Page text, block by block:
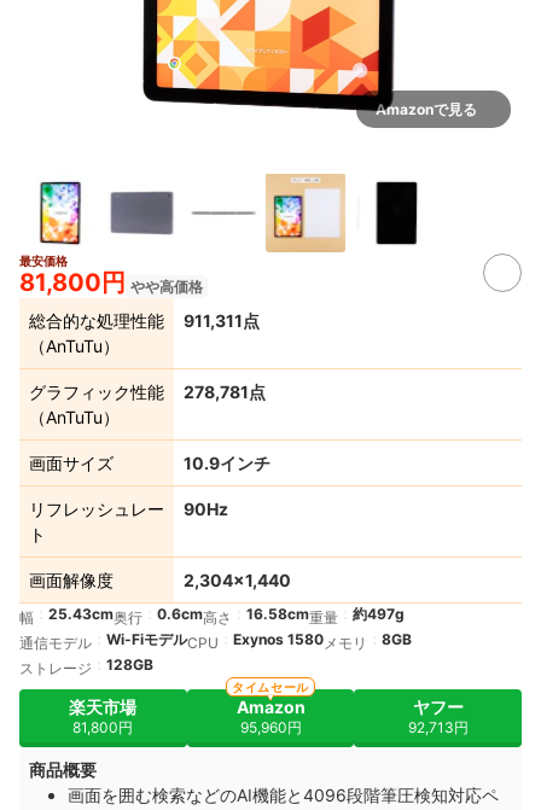
Amazonで見る
最安価格
81,800円 やや高価格
総合的な処理性能
（AnTuTu）
911,311点
グラフィック性能
（AnTuTu）
278,781点
画面サイズ 10.9インチ
リフレッシュレー
ト
90Hz
画面解像度 2,304×1,440
幅 25.43cm奥行 0.6cm高さ 16.58cm重量
約497g
通信モデル
Wi-FiモデルCPU Exynos 1580メモリ
8GB
ストレージ
128GB
楽天市場
81,800円
Amazon
95,960円
タイムセール
ヤフー
92,713円
商品概要
画面を囲む検索などのAI機能と4096段階筆圧検知対応ペ